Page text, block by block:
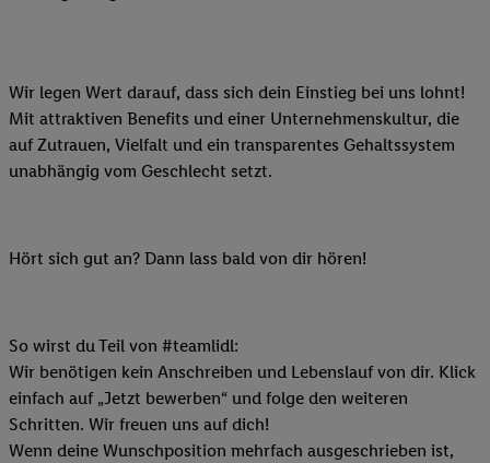
Wir legen Wert darauf, dass sich dein Einstieg bei uns lohnt!
Mit attraktiven Benefits und einer Unternehmenskultur, die
auf Zutrauen, Vielfalt und ein transparentes Gehaltssystem
unabhängig vom Geschlecht setzt.
Hört sich gut an? Dann lass bald von dir hören!
So wirst du Teil von #teamlidl:
Wir benötigen kein Anschreiben und Lebenslauf von dir. Klick
einfach auf „Jetzt bewerben“ und folge den weiteren
Schritten. Wir freuen uns auf dich!
Wenn deine Wunschposition mehrfach ausgeschrieben ist,